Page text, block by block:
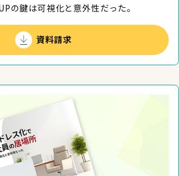
の鍵は可視化と意外性だった。
資料請求